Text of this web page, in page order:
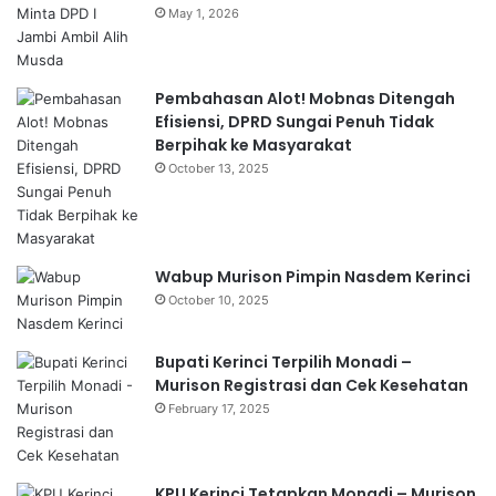
May 1, 2026
Pembahasan Alot! Mobnas Ditengah
Efisiensi, DPRD Sungai Penuh Tidak
Berpihak ke Masyarakat
October 13, 2025
Wabup Murison Pimpin Nasdem Kerinci
October 10, 2025
Bupati Kerinci Terpilih Monadi –
Murison Registrasi dan Cek Kesehatan
February 17, 2025